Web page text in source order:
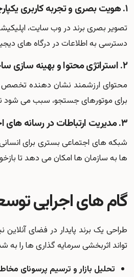
۱. هویت بصری و تجربه کاربری یکپارچه
تصویر بصری برند در وب سایت،
دسترسی به اطلاعات در درگاه های
۲. استراتژی محتوا و بهینه سازی ساختار وب
محتوای ارزشمند نشان دهنده
برای موتورهای جستجو، سبب می شود
۳. مدیریت ارتباطات در رسانه های اجتماعی
شبکه های اجتماعی بستری برای
ها به سازمان ها امکان می دهد تا
گام های اجرایی
طراحی یک برند پایدار در فضای
تواند اثربخشی سرمایه گذاری ها را
تحلیل بازار و ترسیم پرسونای